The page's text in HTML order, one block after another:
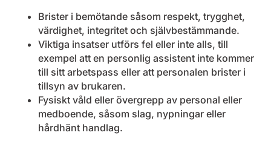
Brister i bemötande såsom respekt, trygghet,
värdighet, integritet och självbestämmande.
Viktiga insatser utförs fel eller inte alls, till
exempel att en personlig assistent inte kommer
till sitt arbetspass eller att personalen brister i
tillsyn av brukaren.
Fysiskt våld eller övergrepp av personal eller
medboende, såsom slag, nypningar eller
hårdhänt handlag.